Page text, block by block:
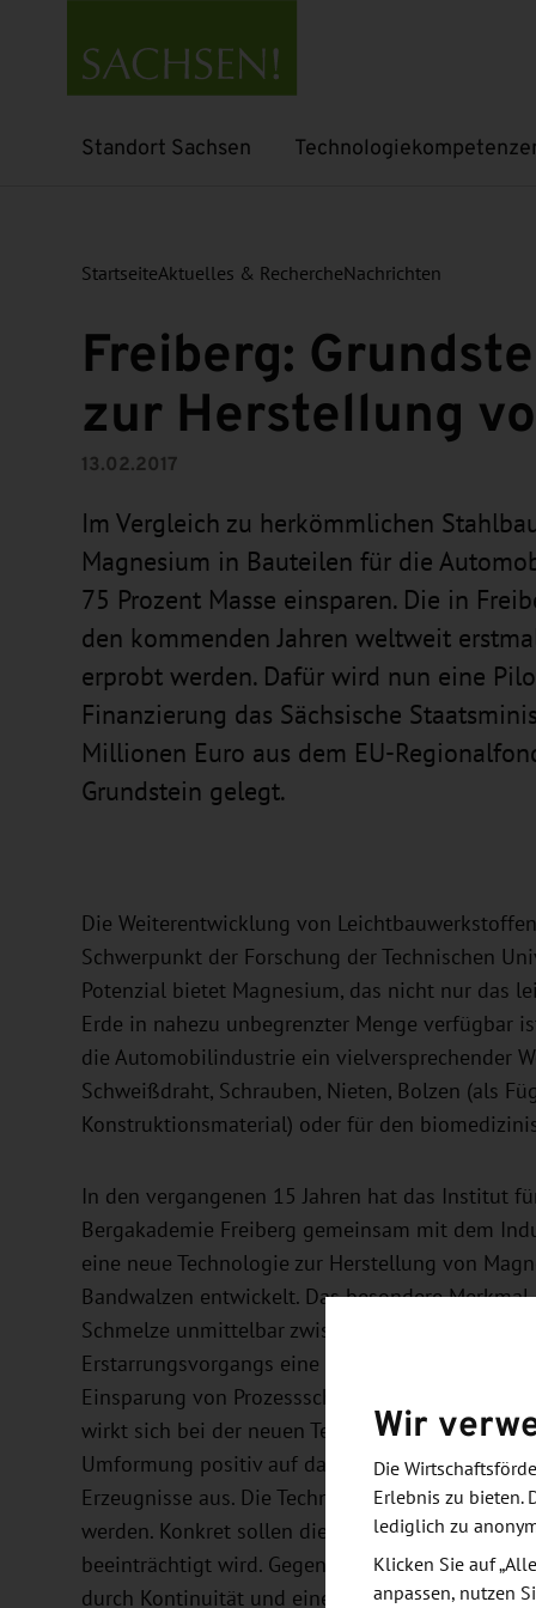
Standort Sachsen
Untermenü öffnen Untermenü öffnen
StartseiteAktuelles & RechercheNachrichten
Freiberg:
zur Herstellung
13.02.2017
Im Vergleich zu herkömmlichen
Magnesium in Bauteilen für die
75 Prozent Masse einsparen. Die in
den kommenden Jahren weltweit
erprobt werden. Dafür wird nun eine
Finanzierung das Sächsische
Millionen Euro aus dem EU-
Grundstein gelegt.
Die Weiterentwicklung von
Schwerpunkt der Forschung der Technischen
Potenzial bietet Magnesium, das nicht nur das
Erde in nahezu unbegrenzter Menge verfügbar
die Automobilindustrie ein vielversprechender
Schweißdraht, Schrauben, Nieten, Bolzen (als
Konstruktionsmaterial) oder für den
In den vergangenen 15 Jahren hat das Institut
Bergakademie Freiberg gemeinsam mit dem
eine neue Technologie zur Herstellung von
Bandwalzen entwickelt. Das besondere
Schmelze unmittelbar zwischen zwei
Erstarrungsvorgangs eine erste Umformung
Einsparung von Prozessschritten und Energie
wirkt sich bei der neuen Technologie die rasche
Umformung positiv auf das Umformvermögen,
Erzeugnisse aus. Die Technologie soll jetzt für
werden. Konkret sollen die Kosten um drei
beeinträchtigt wird. Gegenüber dem
durch Kontinuität und eine hohe
Wir
Die
Erlebnis zu bieten.
lediglich zu
Klicken Sie auf
anpassen, nutzen